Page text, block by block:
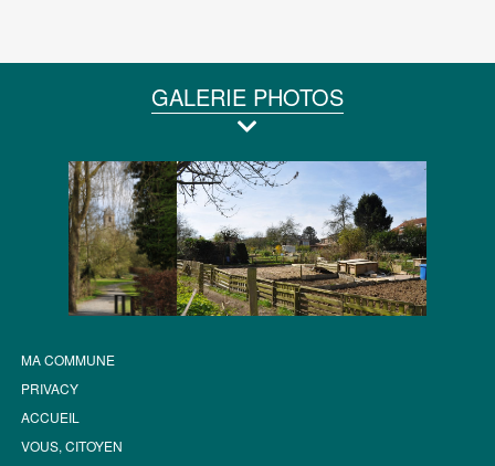
GALERIE PHOTOS
MA COMMUNE
PRIVACY
ACCUEIL
VOUS, CITOYEN